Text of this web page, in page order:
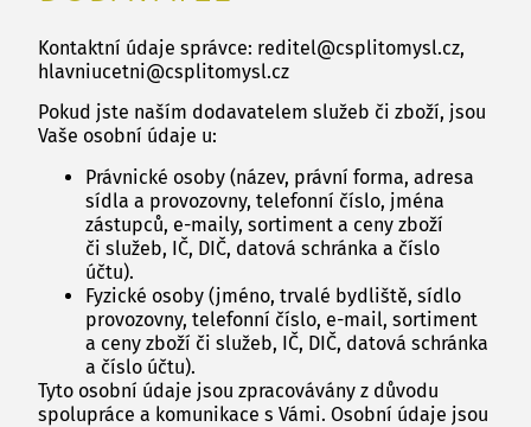
Kontaktní údaje správce: reditel@csplitomysl.cz,
hlavniucetni@csplitomysl.cz
Pokud jste naším dodavatelem služeb či zboží, jsou
Vaše osobní údaje u:
Právnické osoby (název, právní forma, adresa
sídla a provozovny, telefonní číslo, jména
zástupců, e-maily, sortiment a ceny zboží
či služeb, IČ, DIČ, datová schránka a číslo
účtu).
Fyzické osoby (jméno, trvalé bydliště, sídlo
provozovny, telefonní číslo, e-mail, sortiment
a ceny zboží či služeb, IČ, DIČ, datová schránka
a číslo účtu).
Tyto osobní údaje jsou zpracovávány z důvodu
spolupráce a komunikace s Vámi. Osobní údaje jsou